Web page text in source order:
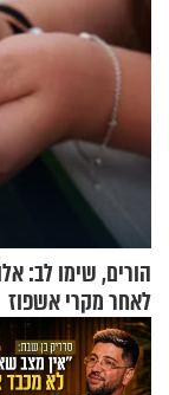
הורים, שימו לב:
לאחר מקרי אשפוז